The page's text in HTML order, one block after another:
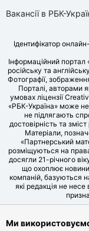
Вакансії в РБК-
Ідентифікатор
Інформаційний портал
російську та
Фотографії,
Порталі, авторами
умовах ліцензії
«РБК-Україна» може не
не підлягають
достовірність та
Матеріали,
«Партнерський
розміщуються на
досягли 21-річного
що охоплює
компаній, базуються
які редакція не
©
Ми